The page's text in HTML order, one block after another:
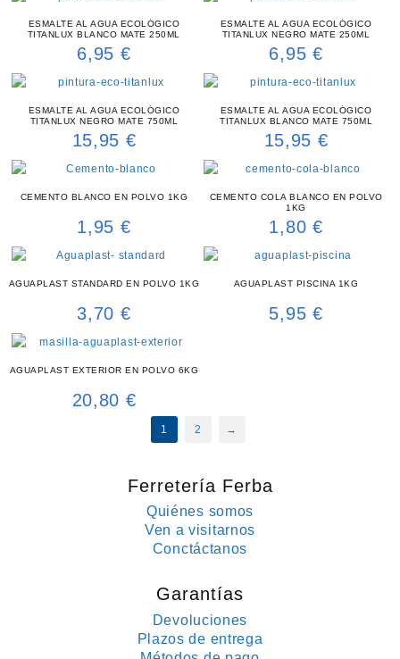
ESMALTE AL AGUA ECOLÓGICO
TITANLUX BLANCO MATE 250ML
6,95 €
ESMALTE AL AGUA ECOLÓGICO
TITANLUX NEGRO MATE 250ML
6,95 €
ESMALTE AL AGUA ECOLÓGICO
TITANLUX NEGRO MATE 750ML
15,95 €
ESMALTE AL AGUA ECOLÓGICO
TITANLUX BLANCO MATE 750ML
15,95 €
CEMENTO BLANCO EN POLVO 1KG
1,95 €
CEMENTO COLA BLANCO EN POLVO
1KG
1,80 €
AGUAPLAST STANDARD EN POLVO 1KG
3,70 €
AGUAPLAST PISCINA 1KG
5,95 €
AGUAPLAST EXTERIOR EN POLVO 6KG
20,80 €
1 2 →
Ferretería Ferba
Quiénes somos
Ven a visitarnos
Conctáctanos
Garantías
Devoluciones
Plazos de entrega